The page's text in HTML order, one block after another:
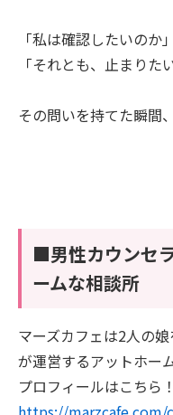
「私は確認したいのか」
「それとも、止まりた
その問いを持てた瞬間
■男性カウンセ
ームな相談所
マーズカフェは2人の
が運営するアットホー
プロフィールはこちら！